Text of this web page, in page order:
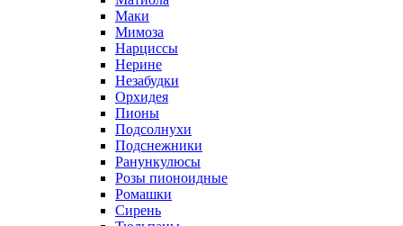
Маки
Мимоза
Нарциссы
Нерине
Незабудки
Орхидея
Пионы
Подсолнухи
Подснежники
Ранункулюсы
Розы пионоидные
Ромашки
Сирень